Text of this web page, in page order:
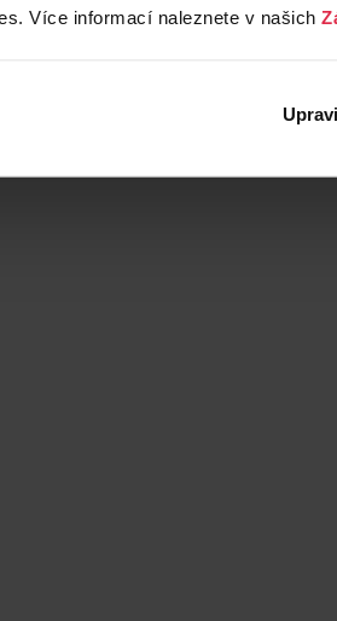
Více informací naleznete v našich